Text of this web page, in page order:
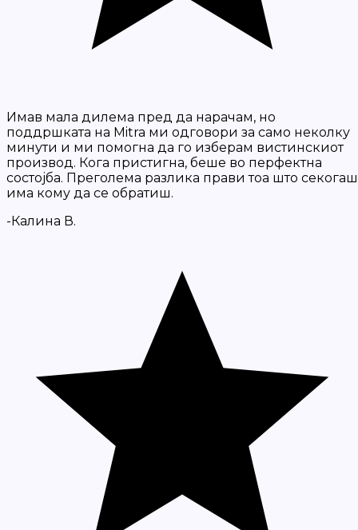
Имав мала дилема пред да нарачам, но
поддршката на Mitra ми одговори за само неколку
минути и ми помогна да го изберам вистинскиот
производ. Кога пристигна, беше во перфектна
состојба. Преголема разлика прави тоа што секогаш
има кому да се обратиш.
-Калина В.